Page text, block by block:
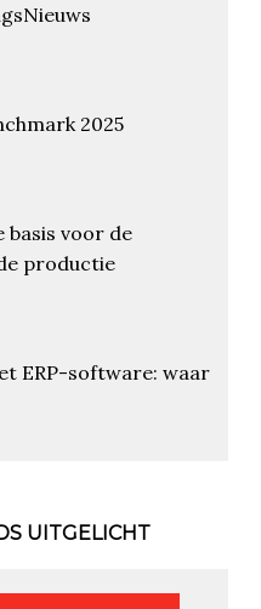
2025
basis voor de
productie
ERP-software: waar
UITGELICHT